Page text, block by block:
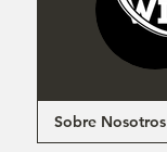
Sobre Nosotros